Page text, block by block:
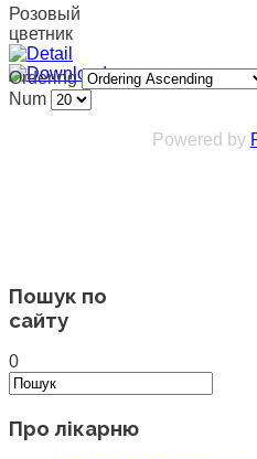
Розовый
цветник
Ordering
Num
Powered by
Пошук по
сайту
0
Про лікарню